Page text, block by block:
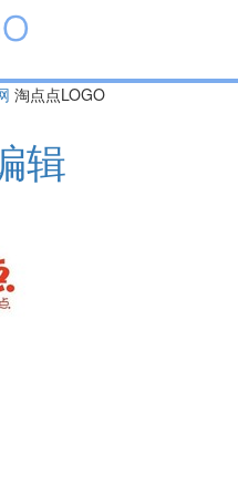
淘点点LOGO
辑